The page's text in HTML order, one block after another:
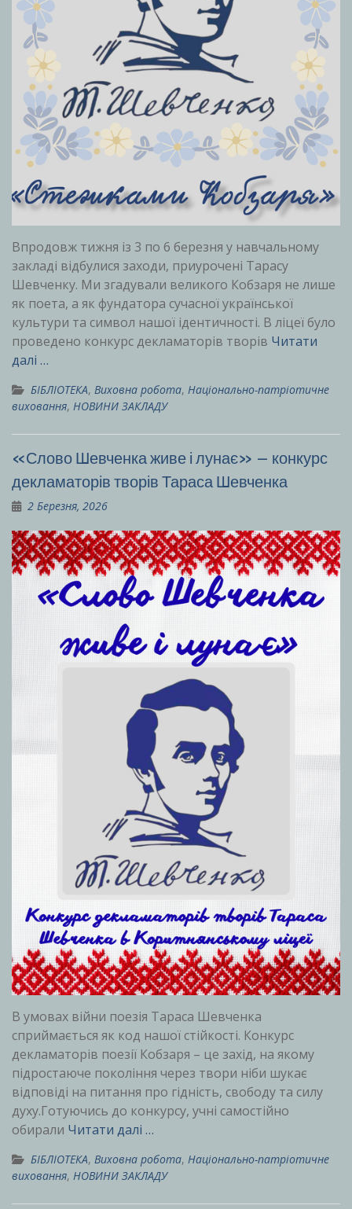
Впродовж тижня із 3 по 6 березня у навчальному
закладі відбулися заходи, приурочені Тарасу
Шевченку. Ми згадували великого Кобзаря не лише
як поета, а як фундатора сучасної української
культури та символ нашої ідентичності. В ліцеї було
проведено конкурс декламаторів творів Читати
далі …
БІБЛІОТЕКА, Виховна робота, Національно-патріотичне
виховання, НОВИНИ ЗАКЛАДУ
«Слово Шевченка живе і лунає» – конкурс
декламаторів творів Тараса Шевченка
2 Березня, 2026
В умовах війни поезія Тараса Шевченка
сприймається як код нашої стійкості. Конкурс
декламаторів поезії Кобзаря – це захід, на якому
підростаюче покоління через твори ніби шукає
відповіді на питання про гідність, свободу та силу
духу.Готуючись до конкурсу, учні самостійно
обирали Читати далі …
БІБЛІОТЕКА, Виховна робота, Національно-патріотичне
виховання, НОВИНИ ЗАКЛАДУ